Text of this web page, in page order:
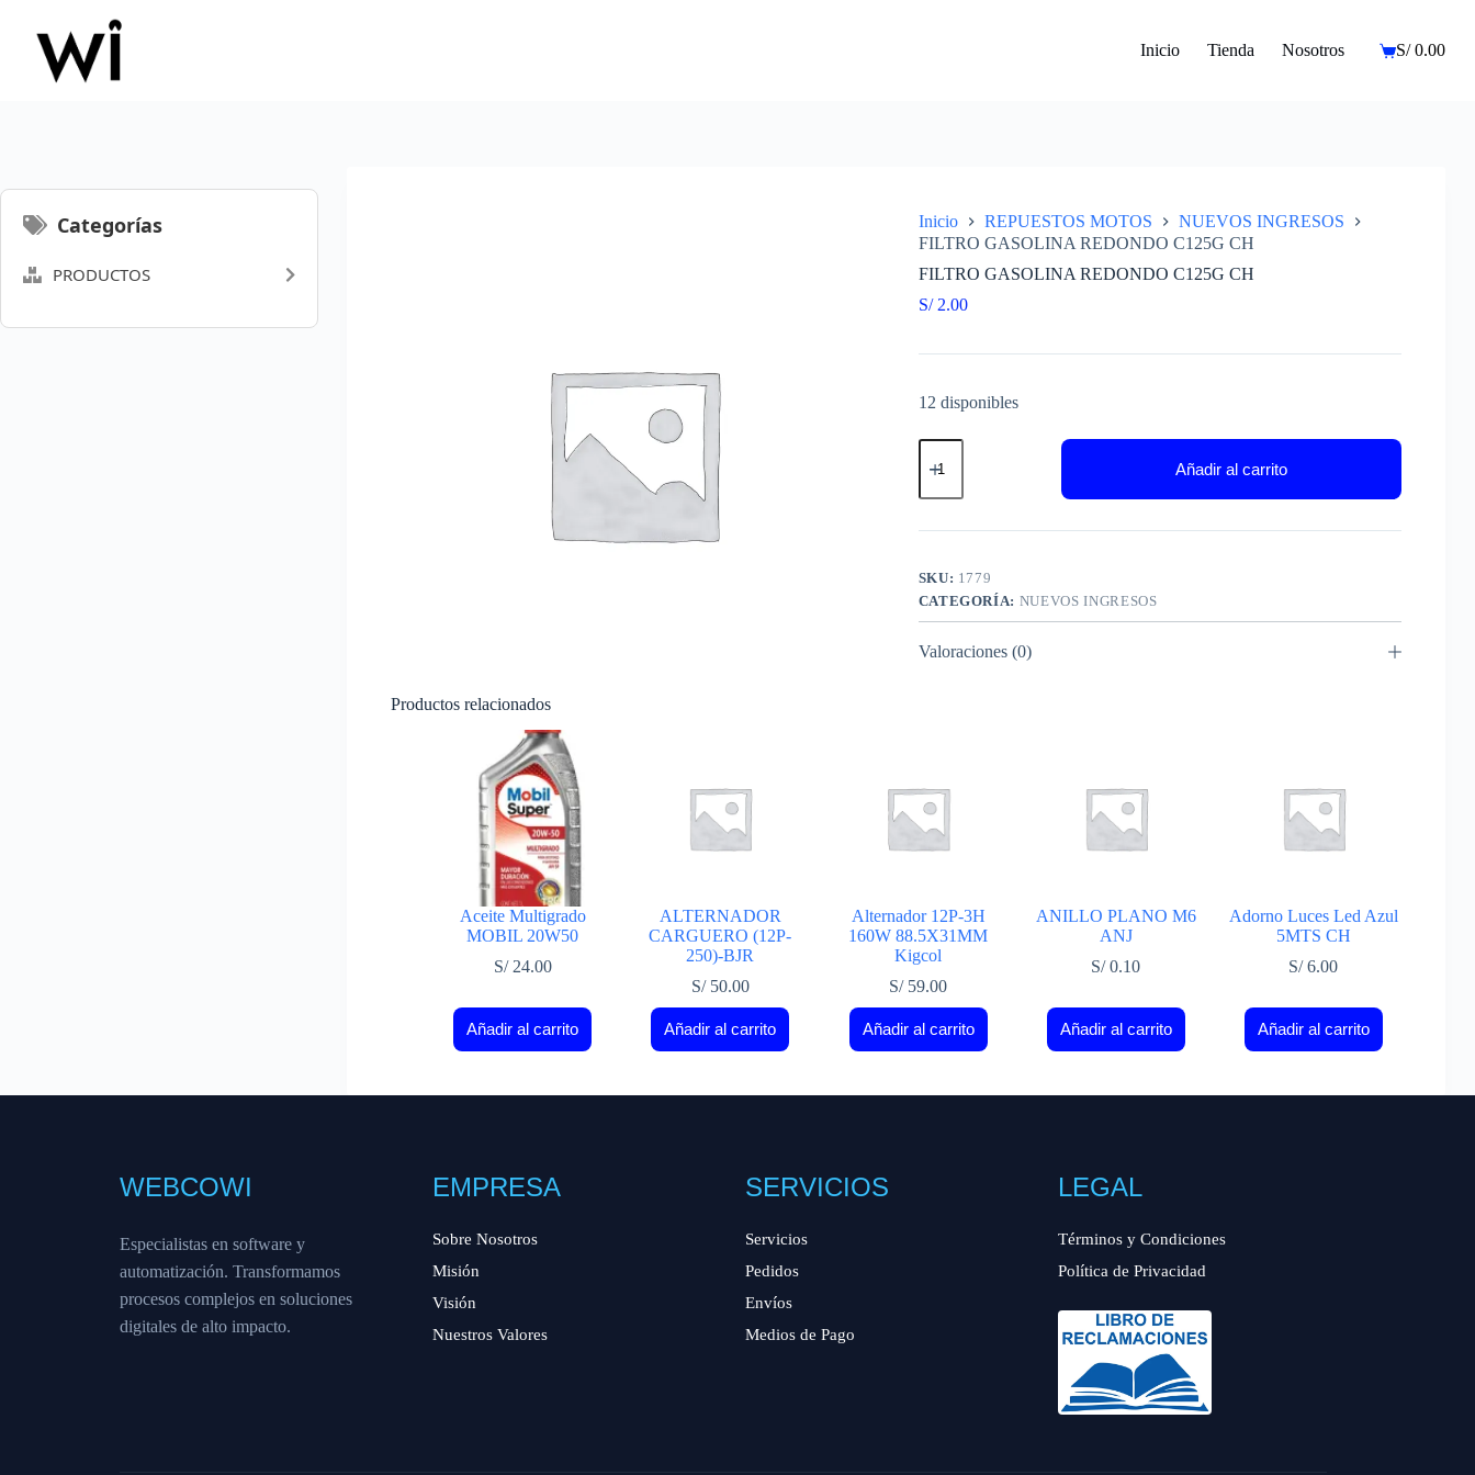
contenido
Inicio Tienda Nosotros
Carro
S/0.00
Inicio REPUESTOS MOTOS
NUEVOS INGRESOS
FILTRO GASOLINA REDONDO C125G CH
FILTRO GASOLINA REDONDO C125G CH
S/2.00
12 disponibles
FILTRO
GASOLINA
C125G
Añadir al carrito
SKU: 1779
CATEGORÍA: NUEVOS INGRESOS
Valoraciones (0)
Productos relacionados
Aceite Multigrado
MOBIL 20W50
S/24.00
Añadir al carrito
ALTERNADOR
CARGUERO (12P-
250)-BJR
S/50.00
Añadir al carrito
Alternador 12P-3H
160W 88.5X31MM
Kigcol
S/59.00
Añadir al carrito
ANILLO PLANO M6
ANJ
S/0.10
Añadir al carrito
Adorno Luces Led Azul
5MTS CH
S/6.00
Añadir al carrito
Categorías
PRODUCTOS
WEBCOWI
Especialistas en software y
automatización. Transformamos
procesos complejos en soluciones
digitales de alto impacto.
EMPRESA
Sobre Nosotros
Misión
Visión
Nuestros Valores
SERVICIOS
Servicios
Pedidos
Envíos
Medios de Pago
LEGAL
Términos y Condiciones
Política de Privacidad